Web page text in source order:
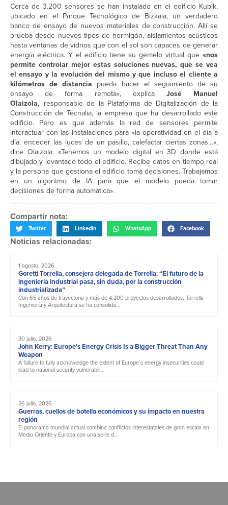
Cerca de 3.200 sensores se han instalado en el edificio Kubik,
ubicado en el Parque Tecnológico de Bizkaia, un verdadero
banco de ensayo de nuevos materiales de construcción. Allí se
prueba desde nuevos tipos de hormigón, aislamientos acústicos
hasta ventanas de vidrios que con el sol son capaces de generar
energía eléctrica. Y el edificio tiene su gemelo virtual que «nos
permite controlar mejor estas soluciones nuevas, que se vea
el ensayo y la evolución del mismo y que incluso el cliente a
kilómetros de distancia pueda hacer el seguimiento de su
ensayo de forma remota», explicaJosé Manuel
Olaizola, responsable de la Plataforma de Digitalización de la
Construcción de Tecnalia, la empresa que ha desarrollado este
edificio. Pero es que además la red de sensores permite
interactuar con las instalaciones para «la operatividad en el día a
día: enceder las luces de un pasillo, calefactar ciertas zonas…»,
dice Olaizola. «Tenemos un modelo digital en 3D donde está
dibujado y levantado todo el edificio. Recibe datos en tiempo real
y la persona que gestiona el edificio toma decisiones. Trabajamos
en un algoritmo de IA para que el modelo pueda tomar
decisiones de forma automática».
Compartir nota:
Twitter LinkedIn WhatsApp Facebook
Noticias relacionadas:
1 agosto, 2026
Goretti Torrella, consejera delegada de Torrella: “El futuro de la
ingeniería industrial pasa, sin duda, por la construcción
industrializada”
Con 65 años de trayectoria y más de 4.200 proyectos desarrollados, Torrella
Ingeniería y Arquitectura se ha consolida...
30 julio, 2026
John Kerry: Europe’s Energy Crisis Is a Bigger Threat Than Any
Weapon
A failure to fully acknowledge the extent of Europe’s energy insecurities could
lead to national security vulnerabili...
26 julio, 2026
Guerras, cuellos de botella económicos y su impacto en nuestra
región
El panorama mundial actual combina conflictos interestatales de gran escala en
Medio Oriente y Europa con una serie d...